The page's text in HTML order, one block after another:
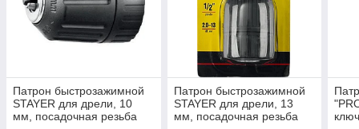
Патрон быстрозажимной
STAYER для дрели, 10
мм, посадочная резьба
Патрон быстрозажимной
STAYER для дрели, 13
мм, посадочная резьба